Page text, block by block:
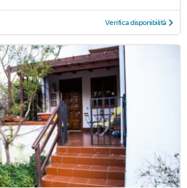
Verifica disponibilità